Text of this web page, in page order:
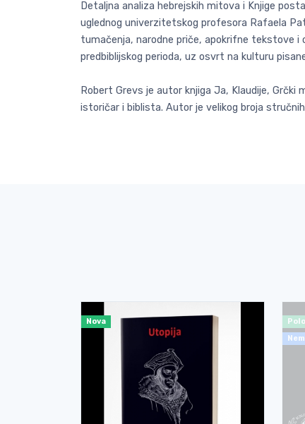
Detaljna analiza hebrejskih mitova i Knjige
uglednog univerzitetskog profesora Rafaela
tumačenja, narodne priče, apokrifne tekstove i
predbiblijskog perioda, uz osvrt na kulturu
Robert Grevs je autor knjiga Ja, Klaudije,
istoričar i biblista. Autor je velikog broja
Nova